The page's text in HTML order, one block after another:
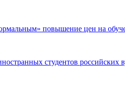
повышение цен на
студентов российских